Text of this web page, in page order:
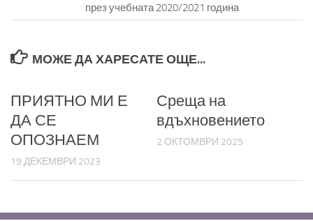
през учебната 2020/2021 година
МОЖЕ ДА ХАРЕСАТЕ ОЩЕ...
ПРИЯТНО МИ Е
ДА СЕ
ОПОЗНАЕМ
19 ДЕКЕМВРИ 2023
Среща на
вдъхновението
2 ОКТОМВРИ 2025